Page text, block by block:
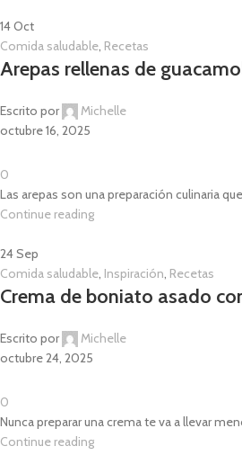
14Oct
Comida saludable Recetas
Arepas rellenas de
Escrito por
Michelle
octubre 16, 2025
0
Las arepas son una preparación culinaria
Continue reading
24Sep
Comida saludable Inspiración Recetas
Crema de boniato asado
Escrito por
Michelle
octubre 24, 2025
0
Nunca preparar una crema te va a llevar
Continue reading